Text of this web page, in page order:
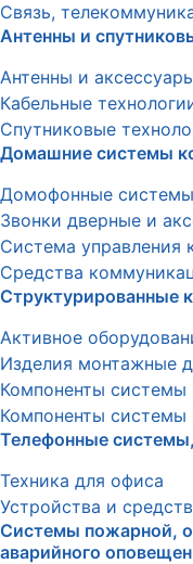
Связь,
Антенны и
Антенны и
Кабельные
Спутниковые
Домашние системы
Домофонные системы
Звонки дверные и
Система
Средства
Структурированные
Активное
Изделия монтажные
Компоненты системы
Компоненты системы
Телефонные
Техника для офиса
Устройства и
Системы пожарной,
аварийного